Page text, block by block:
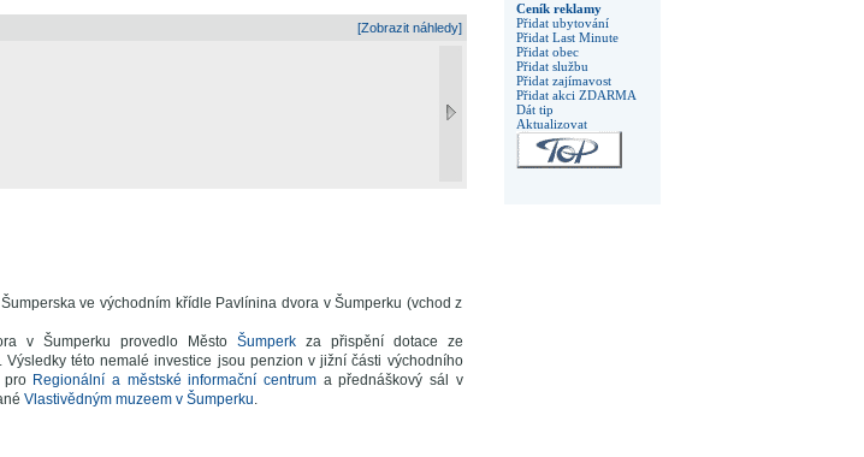
Ceník reklamy
Přidat ubytování
Přidat Last Minute
Přidat obec
Přidat službu
Přidat zajímavost
Přidat akci ZDARMA
Dát tip
Aktualizovat
[Zobrazit náhledy]
ve východním křídle Pavlínina dvora v Šumperku (vchod z
v Šumperku provedlo Město Šumperkza přispění dotace ze
této nemalé investice jsou penzion v jižní části východního
pro Regionální a městské informační centruma přednáškový sál v
Vlastivědným muzeem v Šumperku.